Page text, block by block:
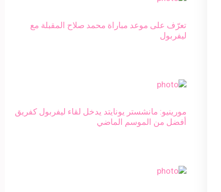
تعرّف على موعد مباراة محمد صلاح المقبلة مع
ليفربول
مورينيو: مانشستر يونايتد يدخل لقاء ليفربول كفريق
أفضل من الموسم الماضي